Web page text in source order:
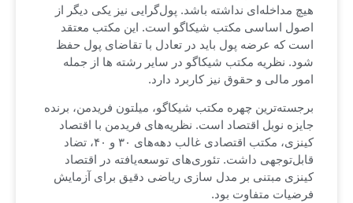
هیچ مداخله‌ای نداشته باشد. پول‌گرایی نیز یکی دیگر از
اصول اساسی مکتب شیکاگو است. این مکتب معتقد
است که عرضه پول باید در تعادل با تقاضای پول حفظ
شود. نظریه مکتب شیکاگو در سایر رشته ها از جمله
امور مالی و حقوق نیز کاربرد دارد.
برجسته‌ترین چهره مکتب شیکاگو، میلتون فریدمن، برنده
جایزه نوبل اقتصاد است. نظریه‌های فریدمن با اقتصاد
کینزی، مکتب اقتصادی غالب دهه‌های ۳۰ و ۴۰، تضاد
قابل‌توجهی داشت. تئوری‌های توسعه‌یافته در اقتصاد
کینزی مبتنی بر مدل سازی ریاضی دقیق برای آزمایش
فرضیات متفاوت بود.